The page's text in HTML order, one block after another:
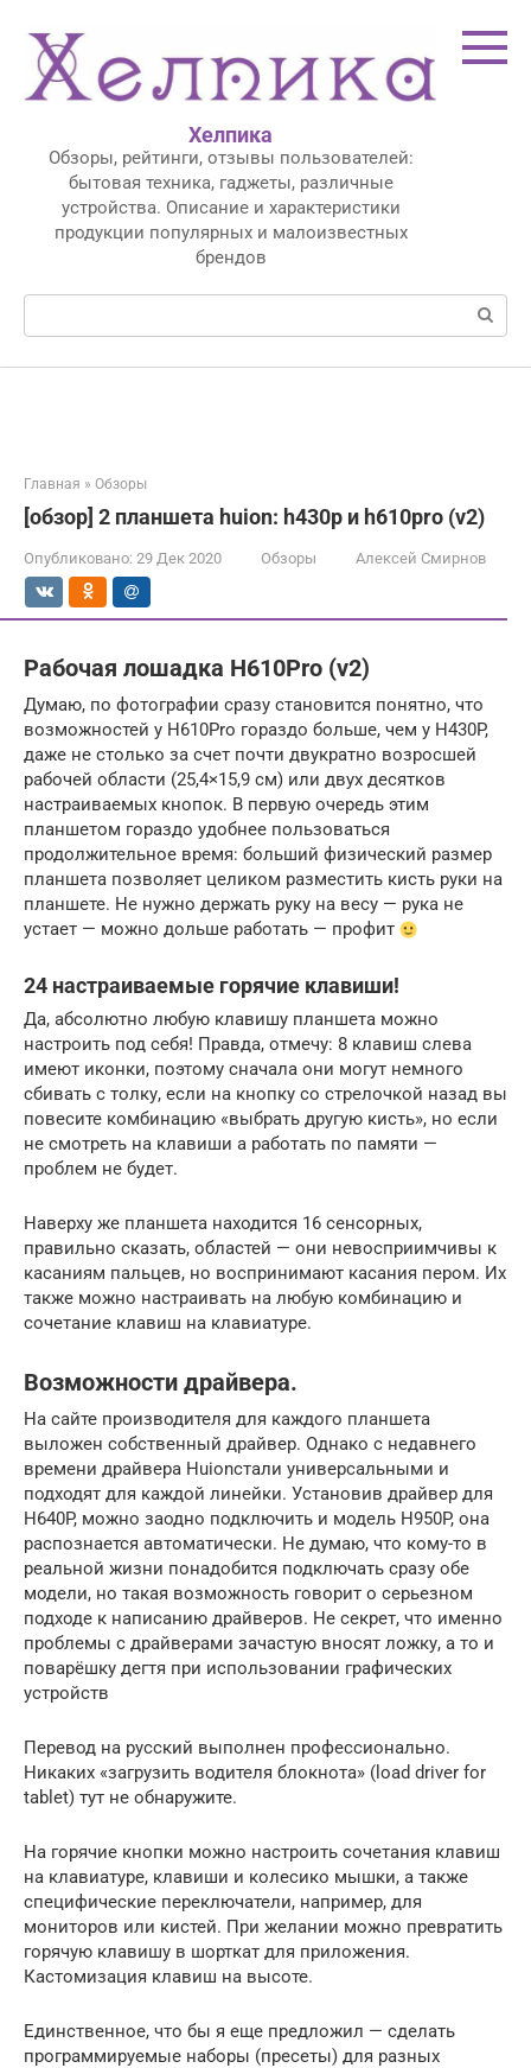
контенту
Хелпика
Обзоры, рейтинги, отзывы пользователей:
бытовая техника, гаджеты, различные
устройства. Описание и характеристики
продукции популярных и малоизвестных
брендов
Поиск:
Главная » Обзоры
[обзор] 2 планшета huion: h430p и h610pro (v2)
Опубликовано: 29 Дек 2020 Обзоры Алексей Смирнов
Рабочая лошадка H610Pro (v2)
Думаю, по фотографии сразу становится понятно, что
возможностей у H610Pro гораздо больше, чем у H430P,
даже не столько за счет почти двукратно возросшей
рабочей области (25,4×15,9 см) или двух десятков
настраиваемых кнопок. В первую очередь этим
планшетом гораздо удобнее пользоваться
продолжительное время: больший физический размер
планшета позволяет целиком разместить кисть руки на
планшете. Не нужно держать руку на весу — рука не
устает — можно дольше работать — профит
24 настраиваемые горячие клавиши!
Да, абсолютно любую клавишу планшета можно
настроить под себя! Правда, отмечу: 8 клавиш слева
имеют иконки, поэтому сначала они могут немного
сбивать с толку, если на кнопку со стрелочкой назад вы
повесите комбинацию «выбрать другую кисть», но если
не смотреть на клавиши а работать по памяти —
проблем не будет.
Наверху же планшета находится 16 сенсорных,
правильно сказать, областей — они невосприимчивы к
касаниям пальцев, но воспринимают касания пером. Их
также можно настраивать на любую комбинацию и
сочетание клавиш на клавиатуре.
Возможности драйвера.
На сайте производителя для каждого планшета
выложен собственный драйвер. Однако с недавнего
времени драйвера Huionстали универсальными и
подходят для каждой линейки. Установив драйвер для
H640P, можно заодно подключить и модель H950P, она
распознается автоматически. Не думаю, что кому-то в
реальной жизни понадобится подключать сразу обе
модели, но такая возможность говорит о серьезном
подходе к написанию драйверов. Не секрет, что именно
проблемы с драйверами зачастую вносят ложку, а то и
поварёшку дегтя при использовании графических
устройств
Перевод на русский выполнен профессионально.
Никаких «загрузить водителя блокнота» (load driver for
tablet) тут не обнаружите.
На горячие кнопки можно настроить сочетания клавиш
на клавиатуре, клавиши и колесико мышки, а также
специфические переключатели, например, для
мониторов или кистей. При желании можно превратить
горячую клавишу в шорткат для приложения.
Кастомизация клавиш на высоте.
Единственное, что бы я еще предложил — сделать
программируемые наборы (пресеты) для разных